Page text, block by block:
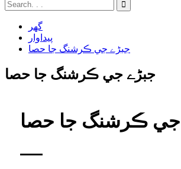
گھر
پيداوار
جبڑے جي ڪرشنگ جا حصا
جبڑے جي ڪرشنگ جا حصا
جي ڪرشنگ جا حصا